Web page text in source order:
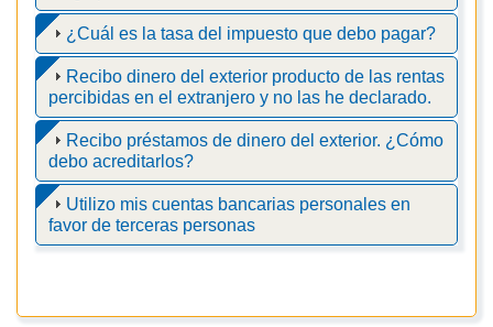
¿Cuál es la tasa del impuesto que debo pagar?
Recibo dinero del exterior producto de las rentas
percibidas en el extranjero y no las he declarado.
Recibo préstamos de dinero del exterior. ¿Cómo
debo acreditarlos?
Utilizo mis cuentas bancarias personales en
favor de terceras personas